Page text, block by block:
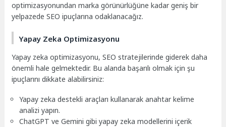
optimizasyonundan marka görünürlüğüne kadar geniş bir
yelpazede SEO ipuçlarına odaklanacağız.
Yapay Zeka Optimizasyonu
Yapay zeka optimizasyonu, SEO stratejilerinde giderek daha
önemli hale gelmektedir. Bu alanda başarılı olmak için şu
ipuçlarını dikkate alabilirsiniz:
Yapay zeka destekli araçları kullanarak anahtar kelime
analizi yapın.
ChatGPT ve Gemini gibi yapay zeka modellerini içerik